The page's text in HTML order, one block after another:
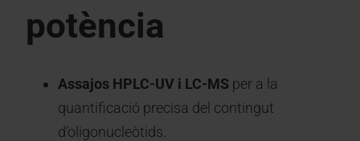
potència
Assajos HPLC-UV i LC-MS per a la
quantificació precisa del contingut
d’oligonucleòtids.